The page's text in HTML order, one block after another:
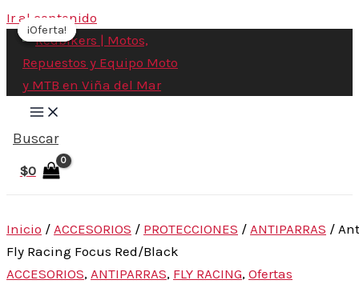
Ir al contenido
Buscar
$0
¡Oferta!
Inicio / ACCESORIOS / PROTECCIONES / ANTIPARRAS /
Fly Racing Focus Red/Black
ACCESORIOS, ANTIPARRAS, FLY RACING, Ofertas
¡Oferta!
¡Oferta!